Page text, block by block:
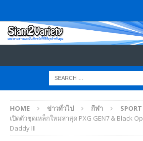
HOME ข่าวทั่วไป กีฬา
เปิดตัวชุดเหล็กใหม่ล่าสุด PXG GEN7 & Black
Daddy III